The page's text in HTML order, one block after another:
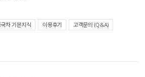
국차 기본지식 이용후기
고객문의 (Q&A)